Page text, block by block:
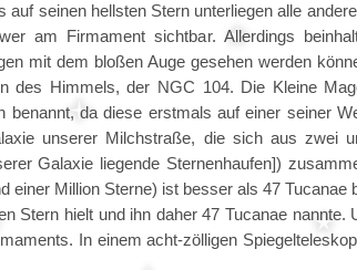
seinen hellsten Stern unterliegen alle
am Firmament sichtbar. Allerdings
mit dem bloßen Auge gesehen werden
des Himmels, der NGC 104. Die Kleine
benannt, da diese erstmals auf einer seiner
unserer Milchstraße, die sich aus zwei
Galaxie liegende Sternenhaufen])
einer Million Sterne) ist besser als 47 Tucanae
Stern hielt und ihn daher 47 Tucanae nannte.
In einem acht-zölligen